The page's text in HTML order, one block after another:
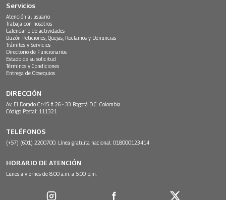
Servicios
Atención al usuario
Trabaja con nosotros
Calendario de actividades
Buzón Peticiones, Quejas, Reclamos y Denuncias
Trámites y Servicios
Directorio de Funcionarios
Estado de su solicitud
Términos y Condiciones
Entrega de Obsequios
DIRECCIÓN
Av. El Dorado Cr.45 # 26 - 33 Bogotá D.C. Colombia.
Código Postal: 111321
TELÉFONOS
(+57) (601) 2200700. Línea gratuita nacional: 018000123414
HORARIO DE ATENCIÓN
Lunes a viernes de 8:00 a.m. a 5:00 p.m.